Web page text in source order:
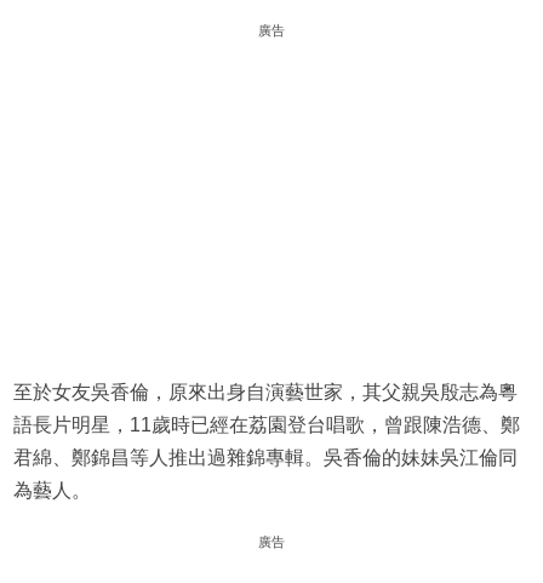
廣告
至於女友吳香倫，原來出身自演藝世家，其父親吳殷志為粵
語長片明星，11歲時已經在荔園登台唱歌，曾跟陳浩德、鄭
君綿、鄭錦昌等人推出過雜錦專輯。吳香倫的妹妹吳江倫同
為藝人。
廣告